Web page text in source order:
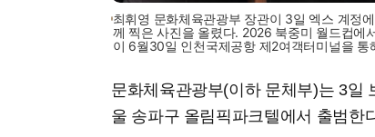
최휘영 문화체육관광부 장관이 3일 엑스 계정
께 찍은 사진을 올렸다. 2026 북중미 월드컵에
이 6월30일 인천국제공항 제2여객터미널을
문화체육관광부(이하 문체부)는 3일
울 송파구 올림픽파크텔에서 출범한